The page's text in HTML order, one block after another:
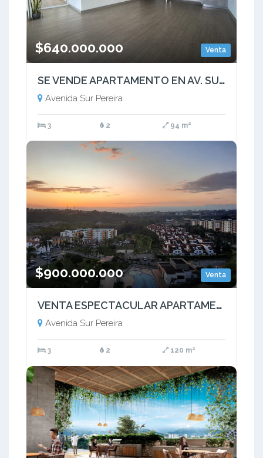
Venta
$640.000.000
SE VENDE APARTAMENTO EN AV. SUR PEREIRA
Avenida Sur Pereira
3 2 94 m²
Venta
$900.000.000
VENTA ESPECTACULAR APARTAMENTO LUJOSO PARA ESTRENAR AV SUR PEREIRA
Avenida Sur Pereira
3 2 120 m²